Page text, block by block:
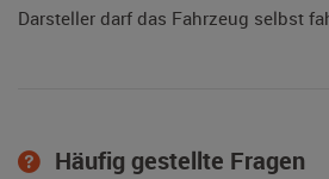
Darsteller darf das Fahrzeug selbst
Häufig gestellte Fragen